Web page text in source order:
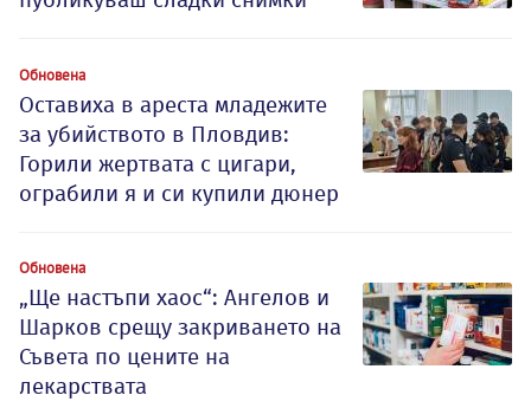
Обновена
Оставиха в ареста младежите
за убийството в Пловдив:
Горили жертвата с цигари,
ограбили я и си купили дюнер
Обновена
„Ще настъпи хаос“: Ангелов и
Шарков срещу закриването на
Съвета по цените на
лекарствата